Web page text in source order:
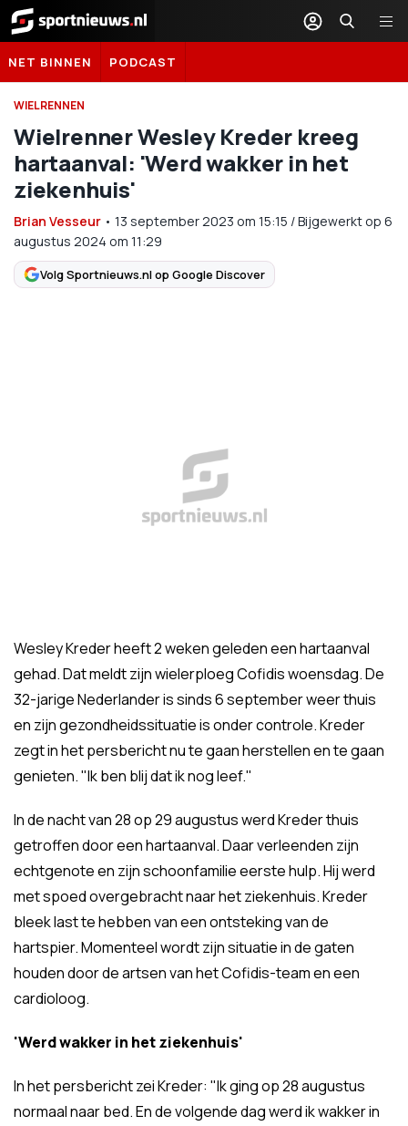
Sportnieuws.nl
NET BINNEN PODCAST
WIELRENNEN
Wielrenner Wesley Kreder kreeg
hartaanval: 'Werd wakker in het
ziekenhuis'
Brian Vesseur • 13 september 2023 om 15:15 /Bijgewerkt op 6
augustus 2024 om 11:29
Volg Sportnieuws.nl op Google Discover
Wesley Kreder heeft 2 weken geleden een hartaanval
gehad. Dat meldt zijn wielerploeg Cofidis woensdag. De
32-jarige Nederlander is sinds 6 september weer thuis
en zijn gezondheidssituatie is onder controle. Kreder
zegt in het persbericht nu te gaan herstellen en te gaan
genieten. "Ik ben blij dat ik nog leef."
In de nacht van 28 op 29 augustus werd Kreder thuis
getroffen door een hartaanval. Daar verleenden zijn
echtgenote en zijn schoonfamilie eerste hulp. Hij werd
met spoed overgebracht naar het ziekenhuis. Kreder
bleek last te hebben van een ontsteking van de
hartspier. Momenteel wordt zijn situatie in de gaten
houden door de artsen van het Cofidis-team en een
cardioloog.
'Werd wakker in het ziekenhuis'
In het persbericht zei Kreder: "Ik ging op 28 augustus
normaal naar bed. En de volgende dag werd ik wakker in